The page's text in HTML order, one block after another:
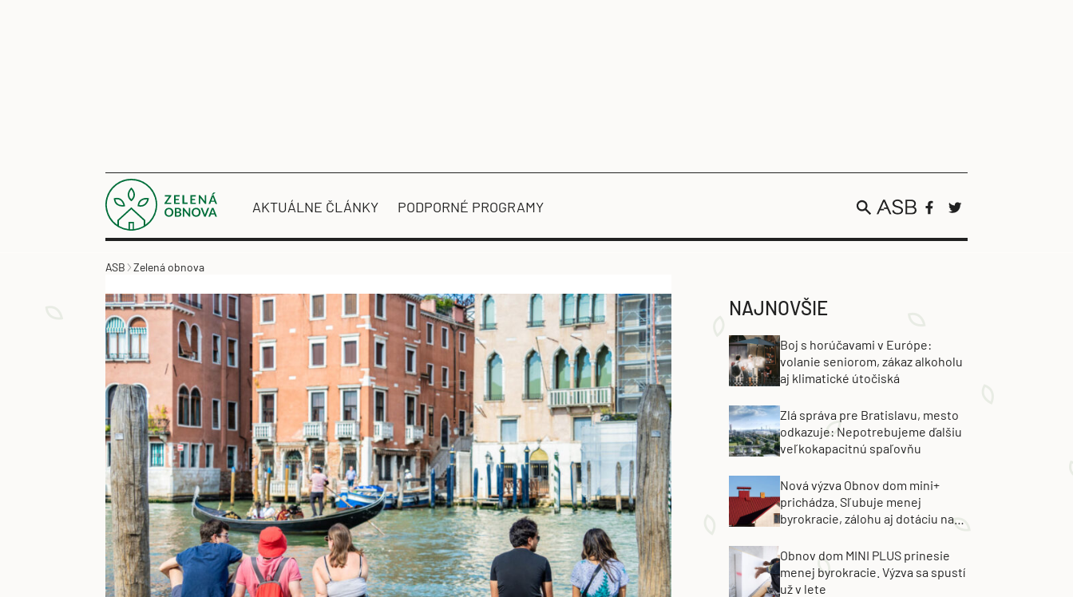
AKTUÁLNE ČLÁNKY PODPORNÉ PROGRAMY
ASB Zelená obnova
NAJNOVŠIE
Boj s horúčavami v Európe:
volanie seniorom, zákaz alkoholu
aj klimatické útočiská
Zlá správa pre Bratislavu, mesto
odkazuje: Nepotrebujeme ďalšiu
veľkokapacitnú spaľovňu
Nová výzva Obnov dom mini+
prichádza. Sľubuje menej
byrokracie, zálohu aj dotáciu na
Obnov dom MINI PLUS prinesie
menej byrokracie. Výzva sa spustí
už v lete